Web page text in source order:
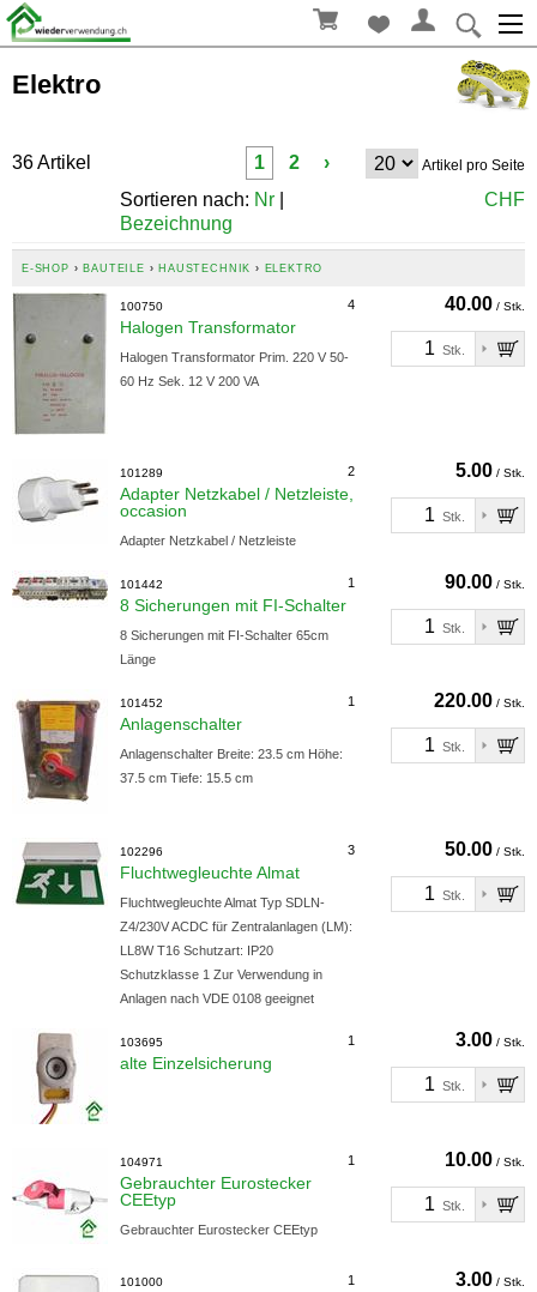
Elektro
36 Artikel 1 2 › Artikel pro Seite
Sortieren nach: Nr
Bezeichnung
CHF
E-SHOP › BAUTEILE › HAUSTECHNIK › ELEKTRO
4
100750
Halogen Transformator
Halogen Transformator Prim. 220 V 50-
60 Hz Sek. 12 V 200 VA
40.00 / Stk.
Stk.
2
101289
Adapter Netzkabel / Netzleiste,
occasion
Adapter Netzkabel / Netzleiste
5.00 / Stk.
Stk.
1
101442
8 Sicherungen mit FI-Schalter
8 Sicherungen mit FI-Schalter 65cm
Länge
90.00 / Stk.
Stk.
1
101452
Anlagenschalter
Anlagenschalter Breite: 23.5 cm Höhe:
37.5 cm Tiefe: 15.5 cm
220.00 / Stk.
Stk.
3
102296
Fluchtwegleuchte Almat
Fluchtwegleuchte Almat Typ SDLN-
Z4/230V ACDC für Zentralanlagen (LM):
LL8W T16 Schutzart: IP20
Schutzklasse 1 Zur Verwendung in
Anlagen nach VDE 0108 geeignet
50.00 / Stk.
Stk.
1
103695
alte Einzelsicherung
3.00 / Stk.
Stk.
1
104971
Gebrauchter Eurostecker
CEEtyp
Gebrauchter Eurostecker CEEtyp
10.00 / Stk.
Stk.
1
101000 3.00 / Stk.